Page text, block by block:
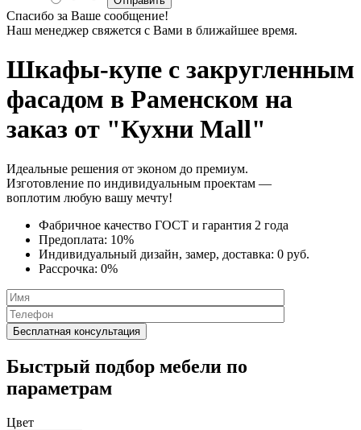
Спасибо за Ваше сообщение!
Наш менеджер свяжется с Вами в ближайшее время.
Шкафы-купе с закругленным
фасадом в Раменском на
заказ от "Кухни Mall"
Идеальные решения от эконом до премиум.
Изготовление по индивидуальным проектам —
воплотим любую вашу мечту!
Фабричное качество ГОСТ и гарантия 2 года
Предоплата: 10%
Индивидуальный дизайн, замер, доставка: 0 руб.
Рассрочка: 0%
Быстрый подбор мебели по
параметрам
Цвет